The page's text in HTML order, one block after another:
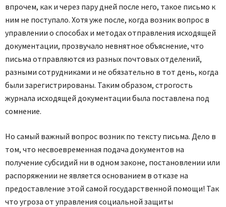
впрочем, как и через пару дней после него, такое письмо к
ним не поступало. Хотя уже после, когда возник вопрос в
управлении о способах и методах отправления исходящей
документации, прозвучало невнятное объяснение, что
письма отправляются из разных почтовых отделений,
разными сотрудниками и не обязательно в тот день, когда
были зарегистрированы. Таким образом, строгость
журнала исходящей документации была поставлена под
сомнение.
Но самый важный вопрос возник по тексту письма. Дело в
том, что несвоевременная подача документов на
получение субсидий ни в одном законе, постановлении или
распоряжении не является основанием в отказе на
предоставление этой самой государственной помощи! Так
что угроза от управления социальной защиты